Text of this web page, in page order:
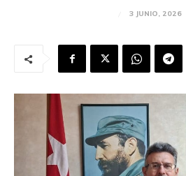
3 JUNIO, 2026